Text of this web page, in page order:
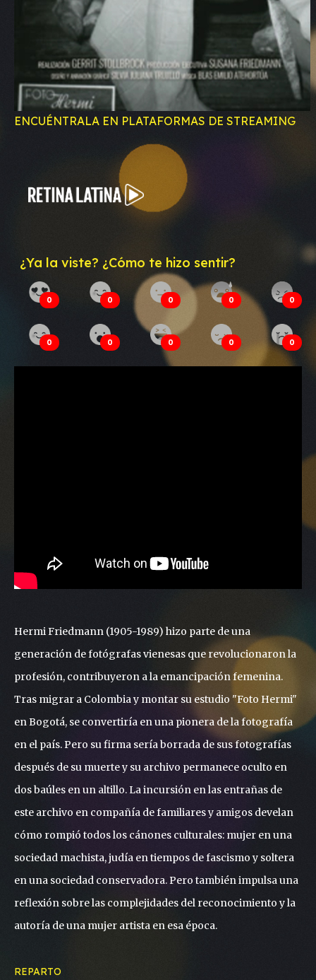
ENCUÉNTRALA EN PLATAFORMAS DE STREAMING
¿Ya la viste? ¿Cómo te hizo sentir?
0 0 0 0 0
0 0 0 0 0
Hermi Friedmann (1905-1989) hizo parte de una
generación de fotógrafas vienesas que revolucionaron la
profesión, contribuyeron a la emancipación femenina.
Tras migrar a Colombia y montar su estudio "Foto Hermi"
en Bogotá, se convertiría en una pionera de la fotografía
en el país. Pero su firma sería borrada de sus fotografías
después de su muerte y su archivo permanece oculto en
dos baúles en un altillo. La incursión en las entrañas de
este archivo en compañía de familiares y amigos develan
cómo rompió todos los cánones culturales: mujer en una
sociedad machista, judía en tiempos de fascismo y soltera
en una sociedad conservadora. Pero también impulsa una
reflexión sobre las complejidades del reconocimiento y la
autoría de una mujer artista en esa época.
REPARTO